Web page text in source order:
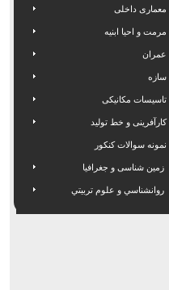
معماری داخلی
مرمت و احیا ابنیه
عمران
سازه
تاسیسات مکانیکی
کارآفرینی و خط تولید
نمونه سوالات کنکور
زمین شناسی و جغرافیا
روانشناسي و علوم تربيتي